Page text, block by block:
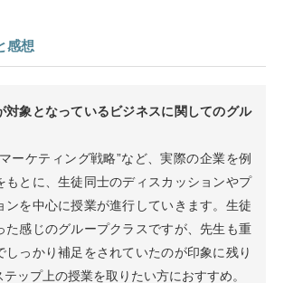
感想
対象となっているビジネスに関してのグル
ーケティング戦略”など、実際の企業を例
もとに、生徒同士のディスカッションやプ
ンを中心に授業が進行していきます。生徒
た感じのグループクラスですが、先生も重
しっかり補足をされていたのが印象に残り
テップ上の授業を取りたい方におすすめ。